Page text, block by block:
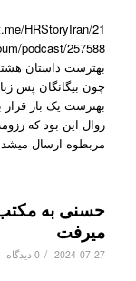
HRStoryIran/21
بهترست داستان
چون بیگانگان پس
بهترست یک بار
روال این بود که
مربطوه ارسال
حسنی به
میرفت
2024-07-27
/ 0 دیدگاه